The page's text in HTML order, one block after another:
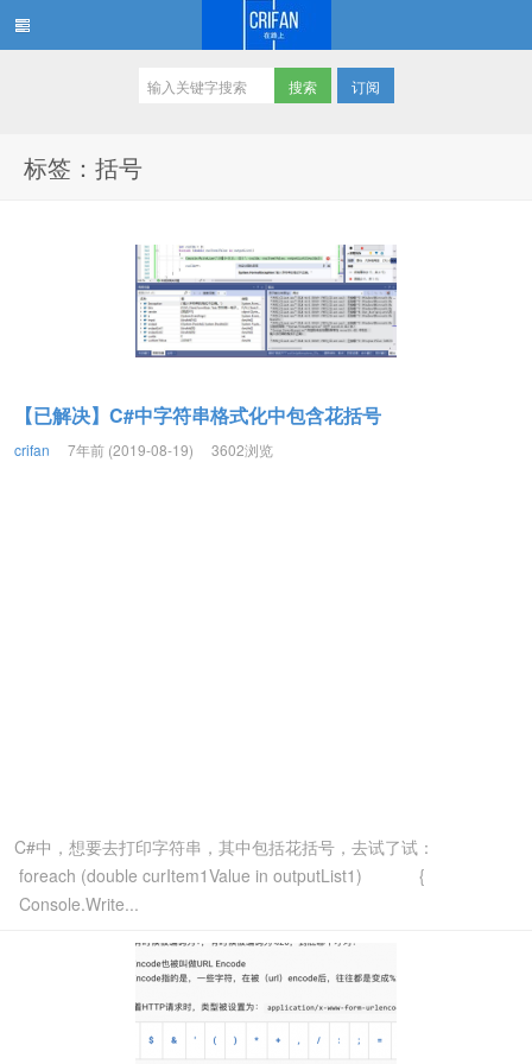
订阅
标签：括号
【已解决】C#中字符串格式化中包含花括号
crifan 7年前 (2019-08-19) 3602浏览
C#中，想要去打印字符串，其中包括花括号，去试了试：
foreach (double curItem1Value in outputList1) {
Console.Write...